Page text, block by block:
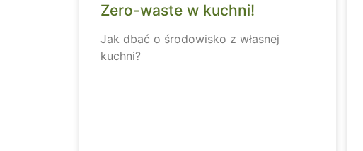
Zero-waste w kuchni!
Jak dbać o środowisko z własnej
kuchni?